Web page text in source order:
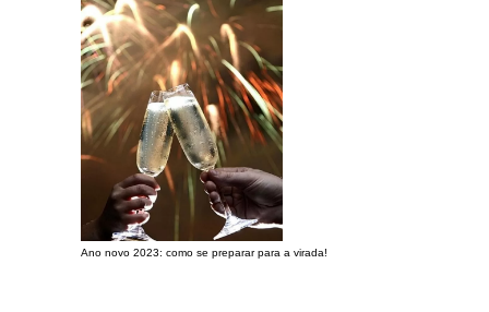
Ano novo 2023: como se preparar para a virada!